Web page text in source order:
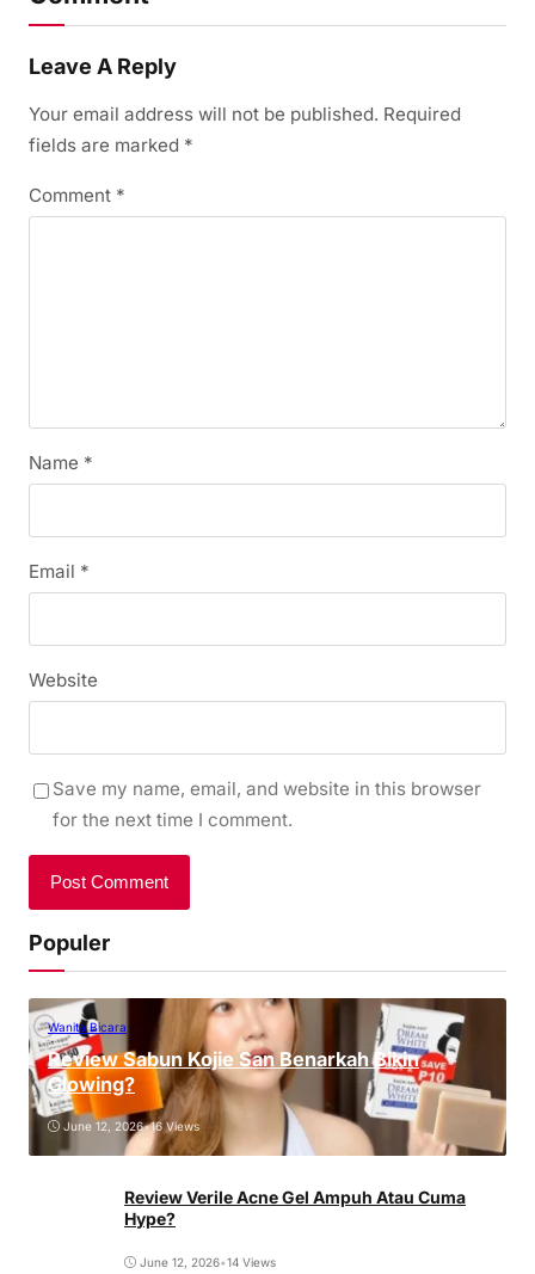
Leave A Reply
Your email address will not be published. Required
fields are marked *
Comment *
Name *
Email *
Website
Save my name, email, and website in this browser
for the next time I comment.
Populer
Wanita Bicara
Review Sabun Kojie San Benarkah Bikin
Glowing?
June 12, 2026•16 Views
Review Verile Acne Gel Ampuh Atau Cuma
Hype?
June 12, 2026•14 Views